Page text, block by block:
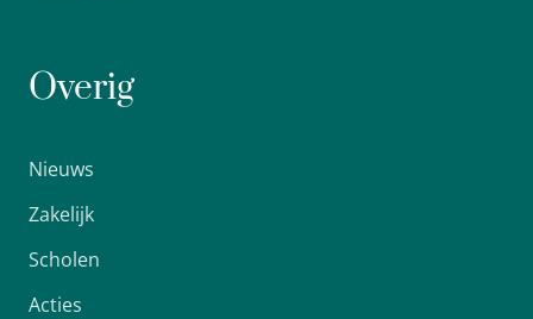
Overig
Nieuws
Zakelijk
Scholen
Acties